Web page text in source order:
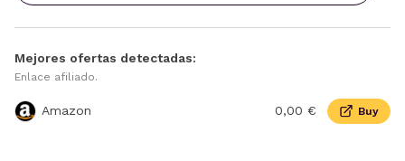
Mejores ofertas detectadas:
Enlace afiliado.
Amazon 0,00 € Buy